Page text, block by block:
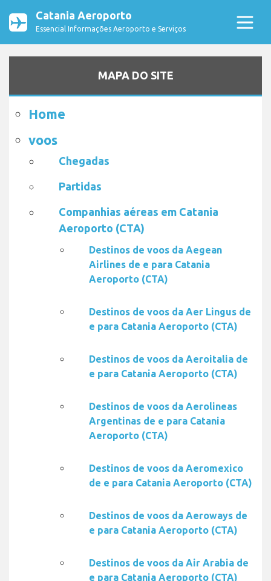
Catania Aeroporto
Essencial Informações Aeroporto e Serviços
MAPA DO SITE
Home
voos
Chegadas
Partidas
Companhias aéreas em Catania
Aeroporto (CTA)
Destinos de voos da Aegean
Airlines de e para Catania
Aeroporto (CTA)
Destinos de voos da Aer Lingus de
e para Catania Aeroporto (CTA)
Destinos de voos da Aeroitalia de
e para Catania Aeroporto (CTA)
Destinos de voos da Aerolineas
Argentinas de e para Catania
Aeroporto (CTA)
Destinos de voos da Aeromexico
de e para Catania Aeroporto (CTA)
Destinos de voos da Aeroways de
e para Catania Aeroporto (CTA)
Destinos de voos da Air Arabia de
e para Catania Aeroporto (CTA)